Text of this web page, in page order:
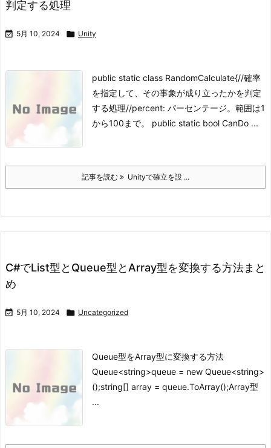
判定する処理
 5月 10, 2024  Unity
public static class RandomCalculate{//確率
を指定して、その事象が成り立ったかを判定
する処理//percent: パーセンテージ。範囲は1
から100まで。 public static bool CanDo ...
記事を読む Unityで確立を設 ...
C#でList型とQueue型とArray型を変換する方法まと
め
 5月 10, 2024  Uncategorized
Queue型をArray型に変換する方法
Queue<string>queue = new Queue<string>
();string[] array = queue.ToArray();Array型
...